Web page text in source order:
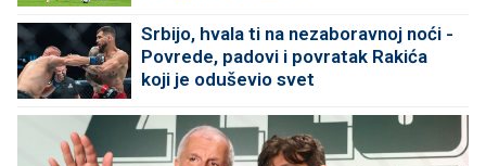
Srbijo, hvala ti na nezaboravnoj noći -
Povrede, padovi i povratak Rakića
koji je oduševio svet